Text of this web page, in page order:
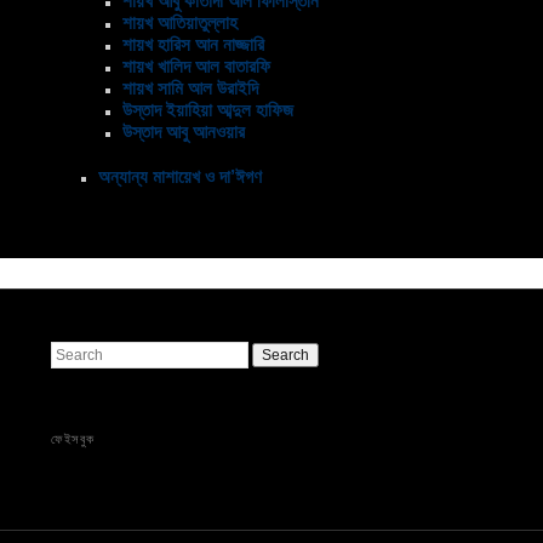
শায়খ আতিয়াতুল্লাহ
শায়খ হারিস আন নাজ্জারি
শায়খ খালিদ আল বাতারফি
শায়খ সামি আল উরাইদি
উস্তাদ ইয়াহিয়া আব্দুল হাফিজ
উস্তাদ আবু আনওয়ার
অন্যান্য মাশায়েখ ও দা’ঈগণ
Search
ফেইসবুক